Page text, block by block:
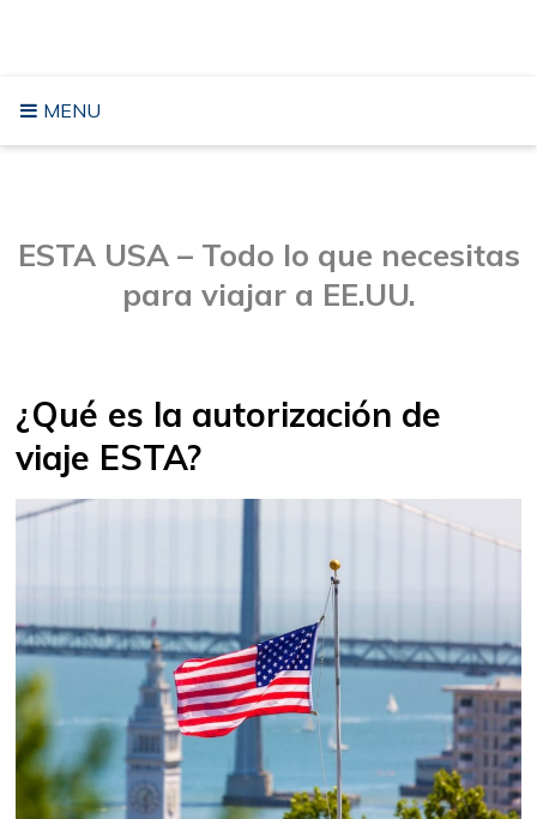
MENU
ESTA USA – Todo lo que necesitas
para viajar a EE.UU.
¿Qué es la autorización de
viaje ESTA?